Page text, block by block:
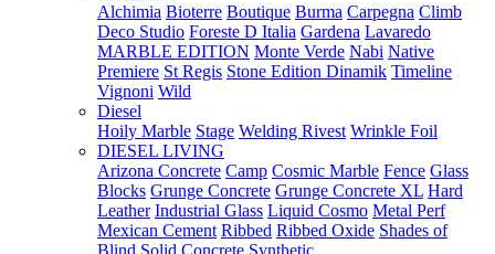
Alchimia Bioterre Boutique Burma Carpegna Climb
Deco Studio Foreste D Italia Gardena Lavaredo
MARBLE EDITION Monte Verde Nabi Native
Premiere St Regis Stone Edition Dinamik Timeline
Vignoni Wild
Diesel
Hoily Marble Stage Welding Rivest Wrinkle Foil
DIESEL LIVING
Arizona Concrete Camp Cosmic Marble Fence Glass
Blocks Grunge Concrete Grunge Concrete XL Hard
Leather Industrial Glass Liquid Cosmo Metal Perf
Mexican Cement Ribbed Ribbed Oxide Shades of